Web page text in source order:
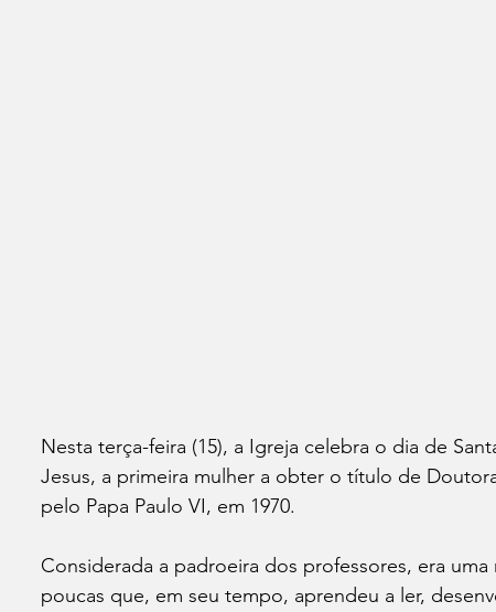
Nesta terça-feira (15), a Igreja celebra o dia de
Jesus, a primeira mulher a obter o título de
pelo Papa Paulo VI, em 1970.
Considerada a padroeira dos professores, era
poucas que, em seu tempo, aprendeu a ler,